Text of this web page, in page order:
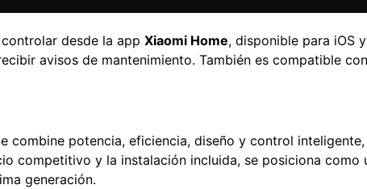
desde la app Xiaomi Home, disponible para iOS
avisos de mantenimiento. También es compatible con
combine potencia, eficiencia, diseño y control inteligente,
competitivo y la instalación incluida, se posiciona
generación.